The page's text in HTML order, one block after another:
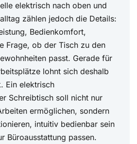
elektrisch nach oben und
zählen jedoch die Details:
Bedienkomfort,
Frage, ob der Tisch zu den
passt. Gerade für
lohnt sich deshalb
Ein elektrisch
Schreibtisch soll nicht nur
ermöglichen, sondern
intuitiv bedienbar sein
Büroausstattung passen.